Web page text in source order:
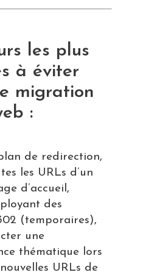
les plus
à éviter
migration
:
de redirection,
les URLs d’un
d’accueil,
des
(temporaires),
une
thématique lors
URLs de